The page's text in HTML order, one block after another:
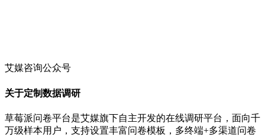
艾媒咨询公众号
关于定制数据调研
草莓派问卷平台是艾媒旗下自主开发的在线调研平台，面向千
万级样本用户，支持设置丰富问卷模板，多终端+多渠道问卷